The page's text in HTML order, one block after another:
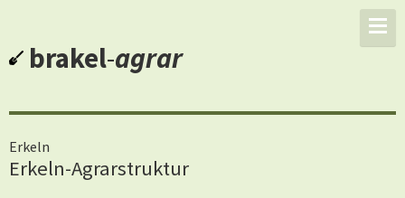
brakel-agrar
Erkeln
Erkeln-Agrarstruktur